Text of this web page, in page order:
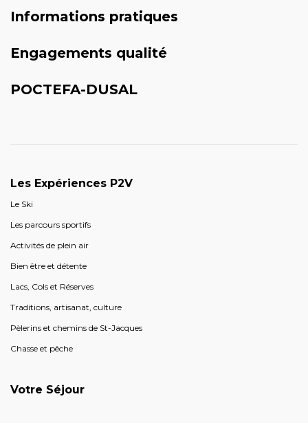
Informations pratiques
Engagements qualité
POCTEFA-DUSAL
Les Expériences P2V
Le Ski
Les parcours sportifs
Activités de plein air
Bien être et détente
Lacs, Cols et Réserves
Traditions, artisanat, culture
Pèlerins et chemins de St-Jacques
Chasse et pêche
Votre Séjour